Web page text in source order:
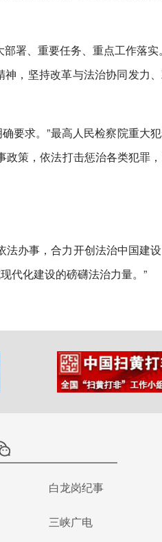
署、重要任务、重点工作落实
，坚持改革与法治协同发力、
要求。”最高人民检察院重大
策，依法打击惩治各类犯罪
法办事，合力开创法治中国建
代化建设的磅礴法治力量。”
白龙岗纪事
三峡广电